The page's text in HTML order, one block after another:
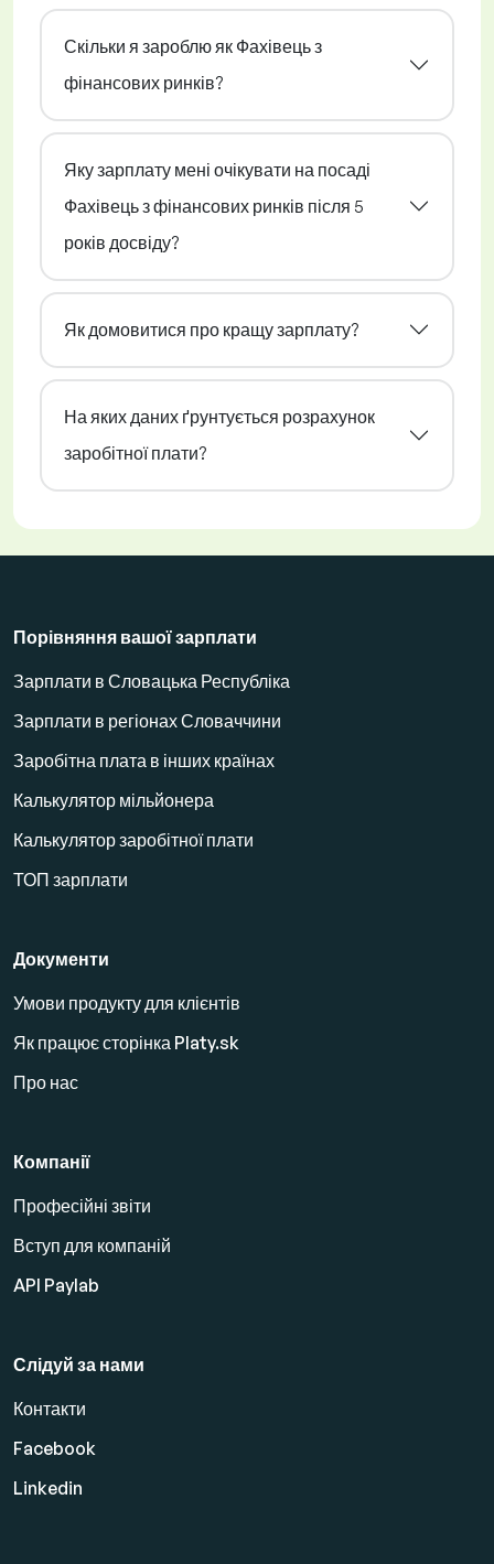
Скільки я зароблю як Фахівець з
фінансових ринків?
Яку зарплату мені очікувати на посаді
Фахівець з фінансових ринків після 5
років досвіду?
Як домовитися про кращу зарплату?
На яких даних ґрунтується розрахунок
заробітної плати?
Порівняння вашої зарплати
Зарплати в Словацька Республіка
Зарплати в регіонах Словаччини
Заробітна плата в інших країнах
Калькулятор мільйонера
Калькулятор заробітної плати
ТОП зарплати
Документи
Умови продукту для клієнтів
Як працює сторінка Platy.sk
Про нас
Компанії
Професійні звіти
Вступ для компаній
API Paylab
Слідуй за нами
Контакти
Facebook
Linkedin